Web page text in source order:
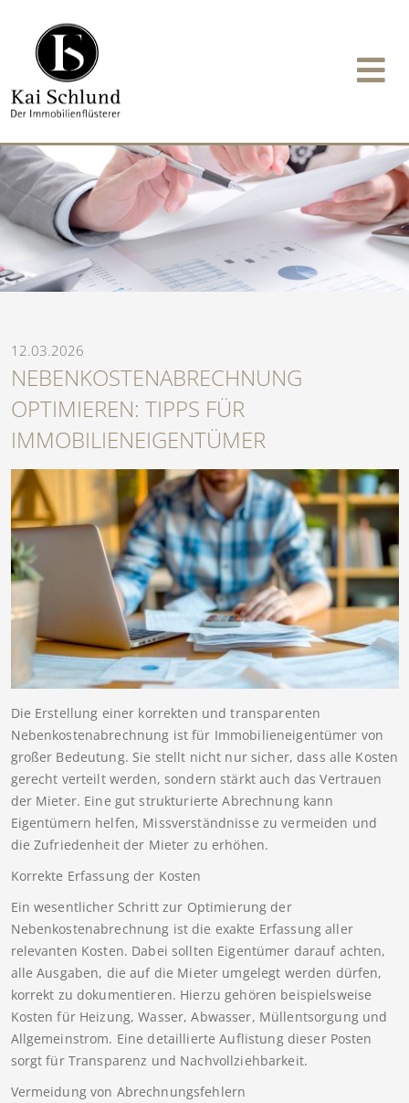
12.03.2026
NEBENKOSTENABRECHNUNG
OPTIMIEREN: TIPPS FÜR
IMMOBILIENEIGENTÜMER
Die Erstellung einer korrekten und transparenten
Nebenkostenabrechnung ist für Immobilieneigentümer von
großer Bedeutung. Sie stellt nicht nur sicher, dass alle Kosten
gerecht verteilt werden, sondern stärkt auch das Vertrauen
der Mieter. Eine gut strukturierte Abrechnung kann
Eigentümern helfen, Missverständnisse zu vermeiden und
die Zufriedenheit der Mieter zu erhöhen.
Korrekte Erfassung der Kosten
Ein wesentlicher Schritt zur Optimierung der
Nebenkostenabrechnung ist die exakte Erfassung aller
relevanten Kosten. Dabei sollten Eigentümer darauf achten,
alle Ausgaben, die auf die Mieter umgelegt werden dürfen,
korrekt zu dokumentieren. Hierzu gehören beispielsweise
Kosten für Heizung, Wasser, Abwasser, Müllentsorgung und
Allgemeinstrom. Eine detaillierte Auflistung dieser Posten
sorgt für Transparenz und Nachvollziehbarkeit.
Vermeidung von Abrechnungsfehlern